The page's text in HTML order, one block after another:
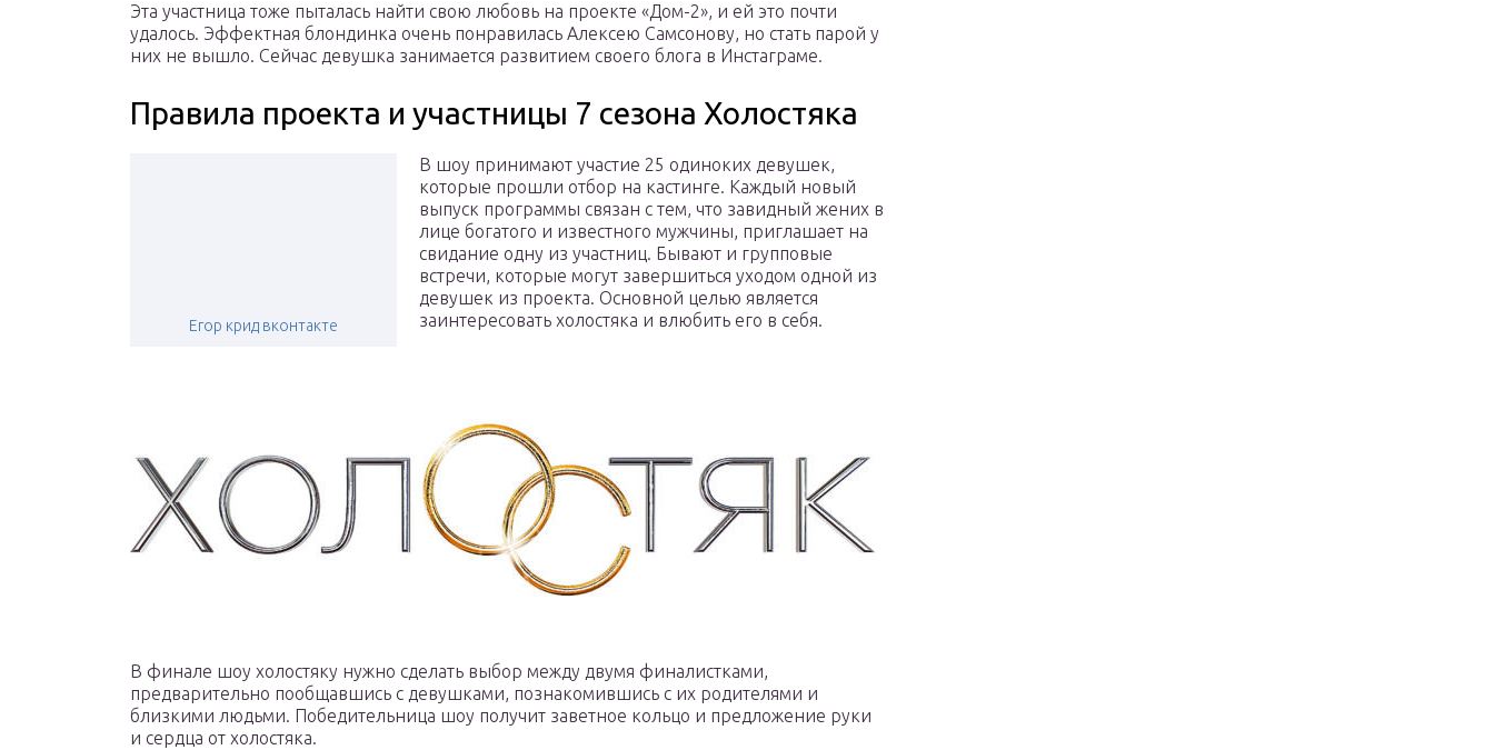
Эта участница тоже пыталась найти свою любовь на проекте «Дом-2», и ей это почти
удалось. Эффектная блондинка очень понравилась Алексею Самсонову, но стать парой у
них не вышло. Сейчас девушка занимается развитием своего блога в Инстаграме.
Правила проекта и участницы 7 сезона Холостяка
Егор крид вконтакте
В шоу принимают участие 25 одиноких девушек,
которые прошли отбор на кастинге. Каждый новый
выпуск программы связан с тем, что завидный жених в
лице богатого и известного мужчины, приглашает на
свидание одну из участниц. Бывают и групповые
встречи, которые могут завершиться уходом одной из
девушек из проекта. Основной целью является
заинтересовать холостяка и влюбить его в себя.
В финале шоу холостяку нужно сделать выбор между двумя финалистками,
предварительно пообщавшись с девушками, познакомившись с их родителями и
близкими людьми. Победительница шоу получит заветное кольцо и предложение руки
и сердца от холостяка.